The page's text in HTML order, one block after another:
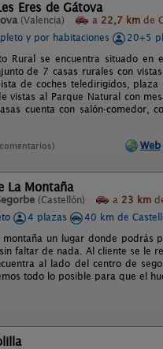
Eres de Gátova
(Valencia) a 22,7 km de
y por habitaciones
20+5
Rural se encuentra situado
de 7 casas rurales con
de coches teledirigidos,
vistas al Parque Natural con
cuenta con salón-comedor,
Web
La Montaña
(Castellón) a 23 km
4 plazas
40 km de
un lugar donde podrás
faltar de nada. Al cliente se le
al lado del centro de
todo lo posible para que el